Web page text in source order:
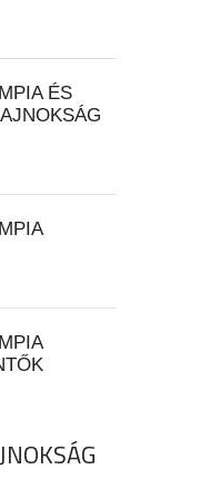
ÉS